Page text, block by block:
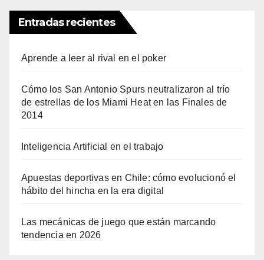
Entradas recientes
Aprende a leer al rival en el poker
Cómo los San Antonio Spurs neutralizaron al trío
de estrellas de los Miami Heat en las Finales de
2014
Inteligencia Artificial en el trabajo
Apuestas deportivas en Chile: cómo evolucionó el
hábito del hincha en la era digital
Las mecánicas de juego que están marcando
tendencia en 2026